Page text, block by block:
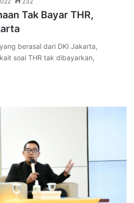
Tak Bayar THR,
berasal dari DKI Jakarta,
soal THR tak dibayarkan,